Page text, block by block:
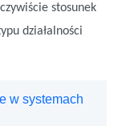
stosunek
działalności
w systemach